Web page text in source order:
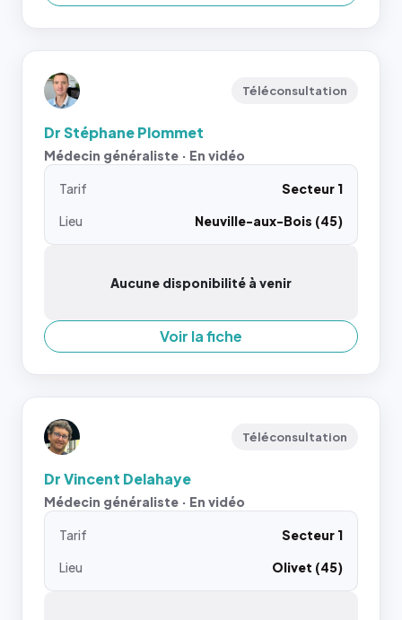
Téléconsultation
Dr Stéphane Plommet
Médecin généraliste · En vidéo
Tarif
Secteur 1
Lieu
Neuville-aux-Bois (45)
Aucune disponibilité à venir
Voir la fiche
Téléconsultation
Dr Vincent Delahaye
Médecin généraliste · En vidéo
Tarif
Secteur 1
Lieu
Olivet (45)